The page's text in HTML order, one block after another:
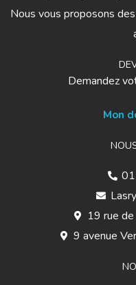
Nous vous proposons
Demandez
Mon
19 rue
9 avenue